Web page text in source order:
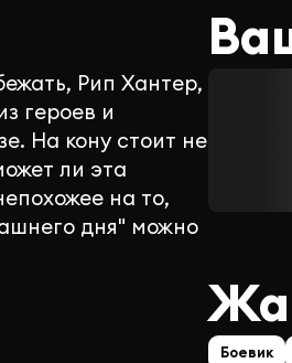
Рип Хантер,
героев и
На кону стоит не
ли эта
на то,
дня" можно
Боевик